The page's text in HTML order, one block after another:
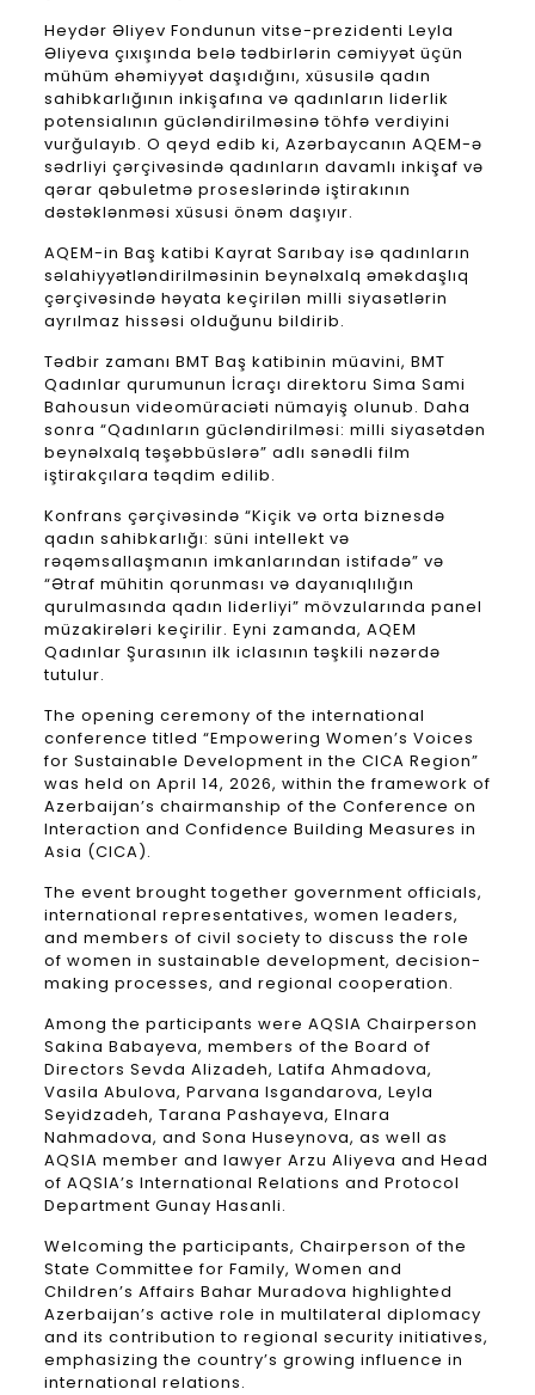
Heydər Əliyev Fondunun vitse-prezidenti Leyla
Əliyeva çıxışında belə tədbirlərin cəmiyyət üçün
mühüm əhəmiyyət daşıdığını, xüsusilə qadın
sahibkarlığının inkişafına və qadınların liderlik
potensialının gücləndirilməsinə töhfə verdiyini
vurğulayıb. O qeyd edib ki, Azərbaycanın AQEM-ə
sədrliyi çərçivəsində qadınların davamlı inkişaf və
qərar qəbuletmə proseslərində iştirakının
dəstəklənməsi xüsusi önəm daşıyır.
AQEM-in Baş katibi Kayrat Sarıbay isə qadınların
səlahiyyətləndirilməsinin beynəlxalq əməkdaşlıq
çərçivəsində həyata keçirilən milli siyasətlərin
ayrılmaz hissəsi olduğunu bildirib.
Tədbir zamanı BMT Baş katibinin müavini, BMT
Qadınlar qurumunun İcraçı direktoru Sima Sami
Bahousun videomüraciəti nümayiş olunub. Daha
sonra “Qadınların gücləndirilməsi: milli siyasətdən
beynəlxalq təşəbbüslərə” adlı sənədli film
iştirakçılara təqdim edilib.
Konfrans çərçivəsində “Kiçik və orta biznesdə
qadın sahibkarlığı: süni intellekt və
rəqəmsallaşmanın imkanlarından istifadə” və
“Ətraf mühitin qorunması və dayanıqlılığın
qurulmasında qadın liderliyi” mövzularında panel
müzakirələri keçirilir. Eyni zamanda, AQEM
Qadınlar Şurasının ilk iclasının təşkili nəzərdə
tutulur.
The opening ceremony of the international
conference titled “Empowering Women’s Voices
for Sustainable Development in the CICA Region”
was held on April 14, 2026, within the framework of
Azerbaijan’s chairmanship of the Conference on
Interaction and Confidence Building Measures in
Asia (CICA).
The event brought together government officials,
international representatives, women leaders,
and members of civil society to discuss the role
of women in sustainable development, decision-
making processes, and regional cooperation.
Among the participants were AQSIA Chairperson
Sakina Babayeva, members of the Board of
Directors Sevda Alizadeh, Latifa Ahmadova,
Vasila Abulova, Parvana Isgandarova, Leyla
Seyidzadeh, Tarana Pashayeva, Elnara
Nahmadova, and Sona Huseynova, as well as
AQSIA member and lawyer Arzu Aliyeva and Head
of AQSIA’s International Relations and Protocol
Department Gunay Hasanli.
Welcoming the participants, Chairperson of the
State Committee for Family, Women and
Children’s Affairs Bahar Muradova highlighted
Azerbaijan’s active role in multilateral diplomacy
and its contribution to regional security initiatives,
emphasizing the country’s growing influence in
international relations.